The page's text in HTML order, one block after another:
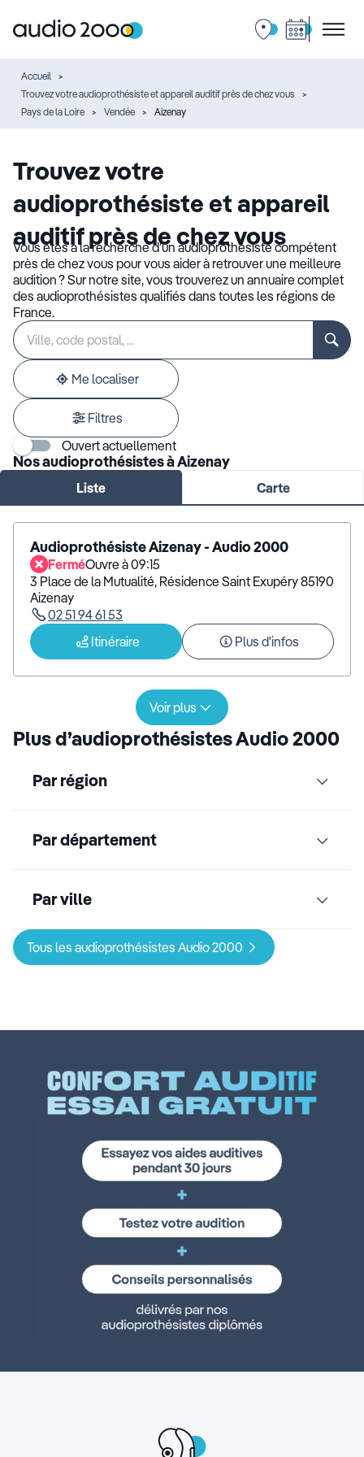
Accueil
Trouvez votre audioprothésiste et appareil auditif près de chez vous
Pays de la Loire
Vendée Aizenay
Trouvez votre
audioprothésiste et appareil
auditif près de chez vous
Vous êtes à la recherche d’un audioprothésiste compétent
près de chez vous pour vous aider à retrouver une meilleure
audition ? Sur notre site, vous trouverez un annuaire complet
des audioprothésistes qualifiés dans toutes les régions de
France.
Rechercher
établissement
Veuillez
renseigner
une
adresse
Me localiser
Filtres
Ouvert actuellement
Nos audioprothésistes à Aizenay
Liste Carte
Audioprothésiste Aizenay - Audio 2000
FerméOuvre à 09:15
3 Place de la Mutualité, Résidence Saint Exupéry 85190
Aizenay
02 51 94 61 53
Itinéraire
Plus d'infos
Voir plus
Plus d’audioprothésistes Audio 2000
Par région
Par département
Par ville
Tous les audioprothésistes Audio 2000